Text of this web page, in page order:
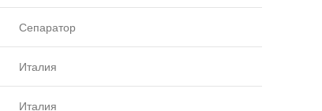
Сепаратор
Италия
Италия